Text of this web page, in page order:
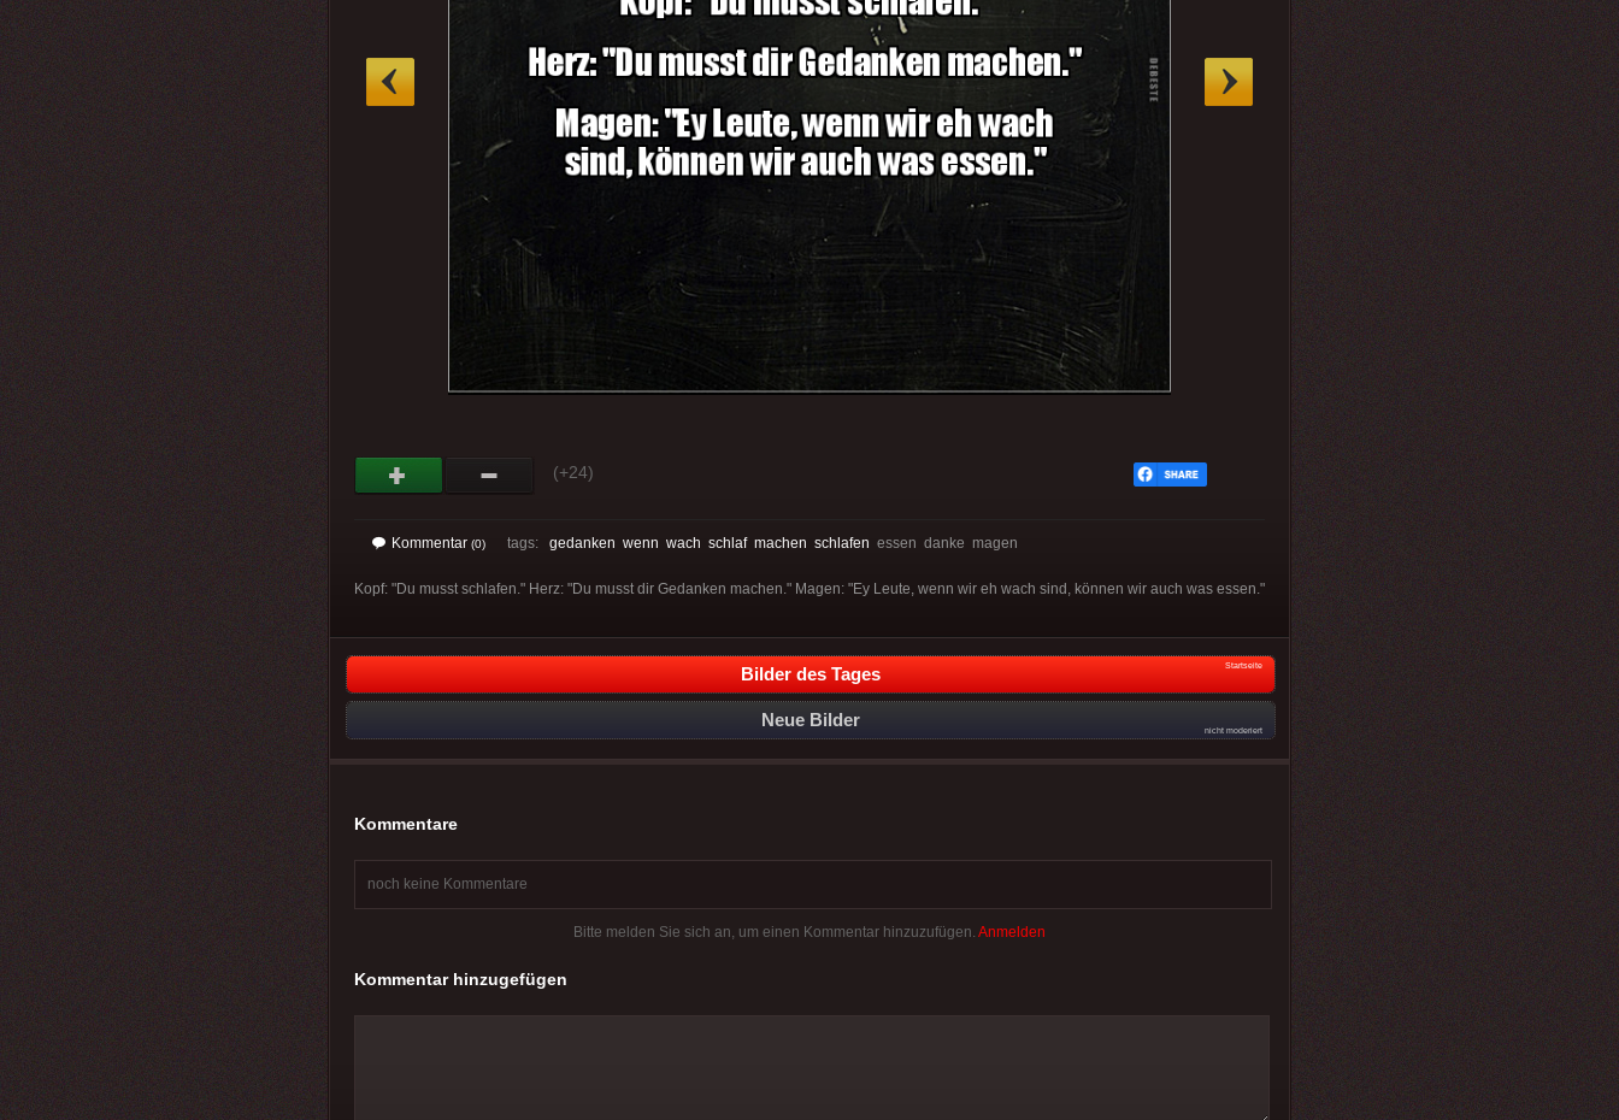
(+24)
Kommentar (0) tags: gedanken wenn wach schlaf machen schlafen essen danke magen
Kopf: "Du musst schlafen." Herz: "Du musst dir Gedanken machen." Magen: "Ey Leute, wenn wir eh wach sind, können wir auch was essen."
Bilder des Tages Startseite
Neue Bilder
nicht moderiert
Kommentare
noch keine Kommentare
Bitte melden Sie sich an, um einen Kommentar hinzuzufügen. Anmelden
Kommentar hinzugefügen